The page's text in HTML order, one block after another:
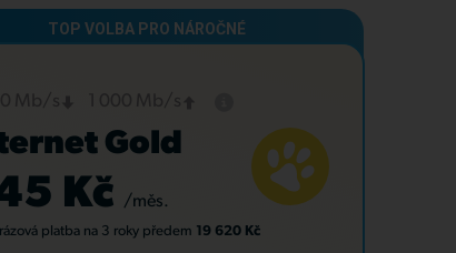
Gold
Kč /měs.
platba na 3 rokypředem 19 620 Kč